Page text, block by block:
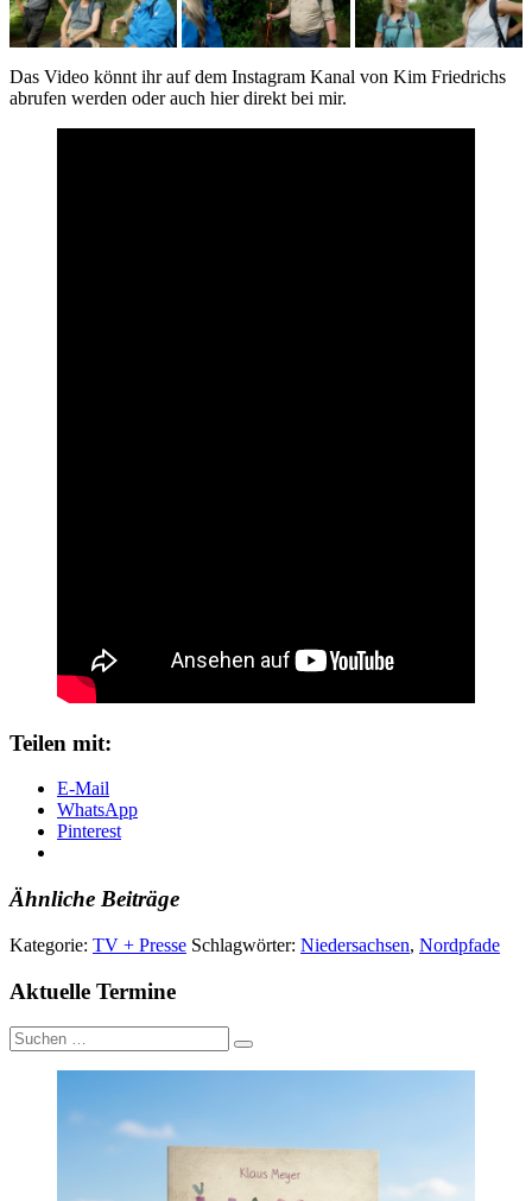
Das Video könnt ihr auf dem Instagram Kanal von Kim Friedrichs
abrufen werden oder auch hier direkt bei mir.
Teilen mit:
E-Mail
WhatsApp
Pinterest
Ähnliche Beiträge
Kategorie: TV + Presse Schlagwörter: Niedersachsen, Nordpfade
Aktuelle Termine
Suche
nach: